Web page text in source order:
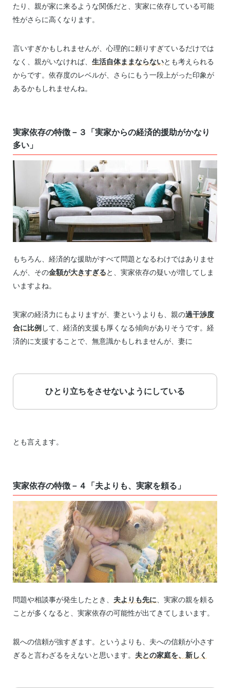
たり、親が家に来るような関係だと、実家に依存している可能
性がさらに高くなります。
言いすぎかもしれませんが、心理的に頼りすぎているだけでは
なく、親がいなければ、 生活自体ままならないとも考えられる
からです。依存度のレベルが、さらにもう一段上がった印象が
あるかもしれませんね。
実家依存の特徴－３「実家からの経済的援助がかなり
多い」
もちろん、経済的な援助がすべて問題となるわけではありませ
んが、その金額が大きすぎると、実家依存の疑いが増してしま
いますよね。
実家の経済力にもよりますが、妻というよりも、親の過干渉度
合に比例 して、経済的支援も厚くなる傾向がありそうです。経
済的に支援することで、無意識かもしれませんが、妻に
ひとり立ちをさせないようにしている
とも言えます。
実家依存の特徴－４「夫よりも、実家を頼る」
問題や相談事が発生したとき、 夫よりも先に、実家の親を頼る
ことが多くなると、実家依存の可能性が出てきてしまいます。
親への信頼が強すぎます。というよりも、夫への信頼が小さす
ぎると言わざるをえないと思います。 夫との家庭を、新しく